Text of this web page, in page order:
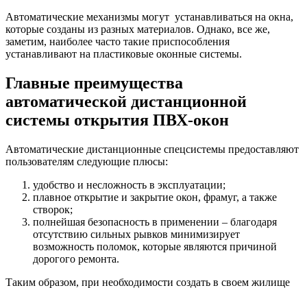
Автоматические механизмы могут устанавливаться на окна,
которые созданы из разных материалов. Однако, все же,
заметим, наиболее часто такие приспособления
устанавливают на пластиковые оконные системы.
Главные преимущества
автоматической дистанционной
системы открытия ПВХ-окон
Автоматические дистанционные спецсистемы предоставляют
пользователям следующие плюсы:
удобство и несложность в эксплуатации;
плавное открытие и закрытие окон, фрамуг, а также
створок;
полнейшая безопасность в применении – благодаря
отсутствию сильных рывков минимизирует
возможность поломок, которые являются причиной
дорогого ремонта.
Таким образом, при необходимости создать в своем жилище